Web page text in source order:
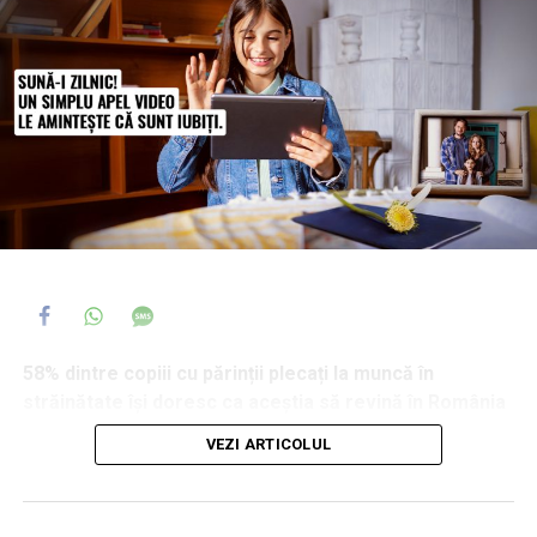
și 44% dintre ei spun că, atunci când se confruntă cu o
problemă serioasă, primul ajutor îl caută tot la părinți,
VEZI ARTICOLUL